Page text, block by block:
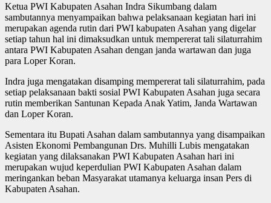
Ketua PWI Kabupaten Asahan Indra Sikumbang dalam
sambutannya menyampaikan bahwa pelaksanaan kegiatan hari ini
merupakan agenda rutin dari PWI kabupaten Asahan yang digelar
setiap tahun hal ini dimaksudkan untuk mempererat tali silaturrahim
antara PWI Kabupaten Asahan dengan janda wartawan dan juga
para Loper Koran.
Indra juga mengatakan disamping mempererat tali silaturrahim, pada
setiap pelaksanaan bakti sosial PWI Kabupaten Asahan juga secara
rutin memberikan Santunan Kepada Anak Yatim, Janda Wartawan
dan Loper Koran.
Sementara itu Bupati Asahan dalam sambutannya yang disampaikan
Asisten Ekonomi Pembangunan Drs. Muhilli Lubis mengatakan
kegiatan yang dilaksanakan PWI Kabupaten Asahan hari ini
merupakan wujud keperdulian PWI Kabupaten Asahan dalam
meringankan beban Masyarakat utamanya keluarga insan Pers di
Kabupaten Asahan.